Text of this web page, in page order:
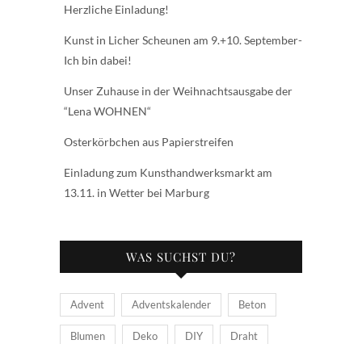
Herzliche Einladung!
Kunst in Licher Scheunen am 9.+10. September-
Ich bin dabei!
Unser Zuhause in der Weihnachtsausgabe der
“Lena WOHNEN“
Osterkörbchen aus Papierstreifen
Einladung zum Kunsthandwerksmarkt am
13.11. in Wetter bei Marburg
WAS SUCHST DU?
Advent Adventskalender Beton
Blumen Deko DIY Draht